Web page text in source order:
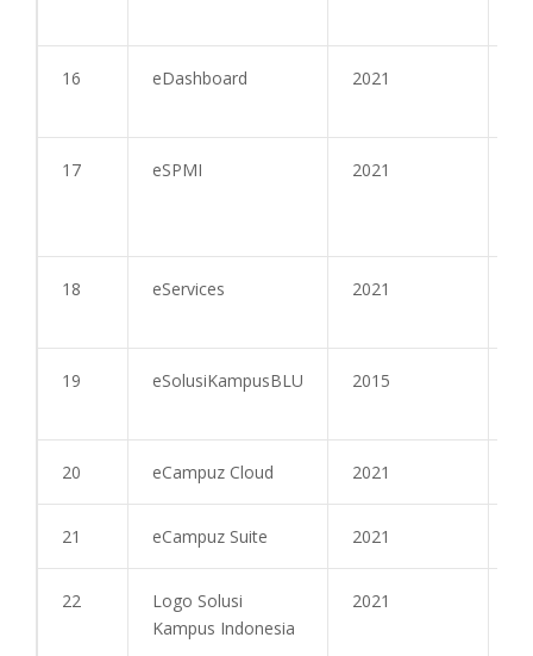
16 eDashboard 2021
17 eSPMI 2021
18 eServices 2021
19 eSolusiKampusBLU 2015
20 eCampuz Cloud 2021
21 eCampuz Suite 2021
22
Logo Solusi
Kampus Indonesia
2021